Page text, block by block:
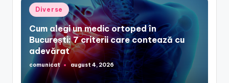
Posted
in
Diverse
Cum alegi un medic ortoped în
București: 7 criterii care contează cu
adevărat
Posted
by
comunicat august 4, 2026